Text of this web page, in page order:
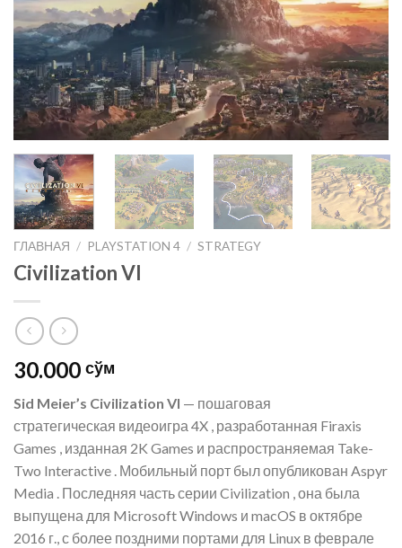
ГЛАВНАЯ / PLAYSTATION 4 / STRATEGY
Civilization VI
30.000 сўм
Sid Meier’s Civilization VI — пошаговая
стратегическая видеоигра 4X , разработанная Firaxis
Games , изданная 2K Games и распространяемая Take-
Two Interactive . Мобильный порт был опубликован Aspyr
Media . Последняя часть серии Civilization , она была
выпущена для Microsoft Windows и macOS в октябре
2016 г., с более поздними портами для Linux в феврале